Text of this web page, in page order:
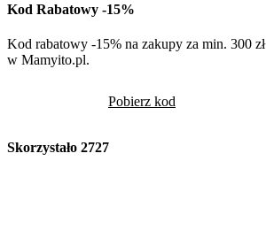
Kod Rabatowy -15%
Kod rabatowy -15% na zakupy za min. 300 zł
w Mamyito.pl.
Pobierz kod
Skorzystało 2727